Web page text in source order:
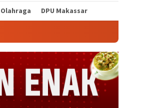
DPU Makassar